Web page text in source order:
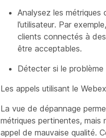
Analysez les métriques
l’utilisateur. Par
clients connectés à
être acceptables.
Détecter si le problème
Les appels utilisant le
La vue de dépannage
métriques pertinentes, mais
appel de mauvaise qualité.